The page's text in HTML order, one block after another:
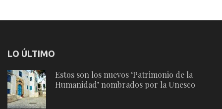
LO ÚLTIMO
Estos son los nuevos ‘Patrimonio de la
Humanidad’ nombrados por la Unesco